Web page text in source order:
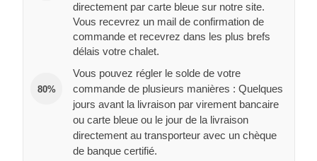
directement par carte bleue sur notre site.
Vous recevrez un mail de confirmation de
commande et recevrez dans les plus brefs
délais votre chalet.
80%
Vous pouvez régler le solde de votre
commande de plusieurs manières : Quelques
jours avant la livraison par virement bancaire
ou carte bleue ou le jour de la livraison
directement au transporteur avec un chèque
de banque certifié.